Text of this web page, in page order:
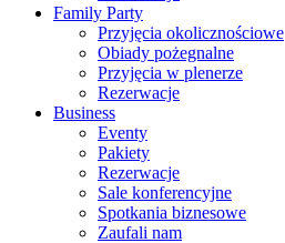
Family Party
Przyjęcia okolicznościowe
Obiady pożegnalne
Przyjęcia w plenerze
Rezerwacje
Business
Eventy
Pakiety
Rezerwacje
Sale konferencyjne
Spotkania biznesowe
Zaufali nam